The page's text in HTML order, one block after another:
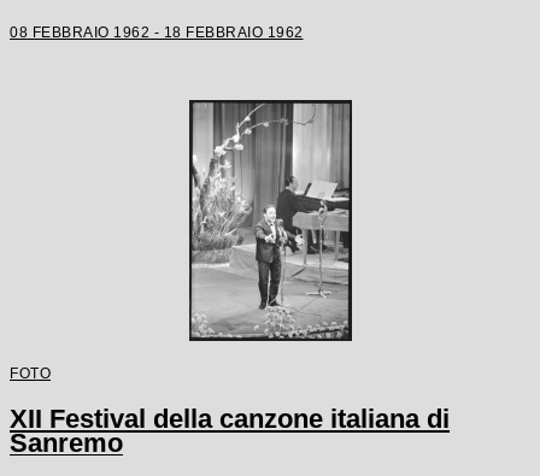
08 FEBBRAIO 1962 - 18 FEBBRAIO 1962
FOTO
XII Festival della canzone italiana di
Sanremo